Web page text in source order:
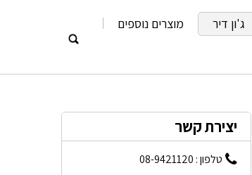
ג'ון דיר
מוצרים נוספים
יצירת קשר
טלפון : 08-9421120